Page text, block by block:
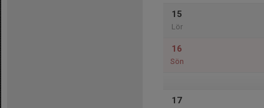
15
Lör
16
Sön
17